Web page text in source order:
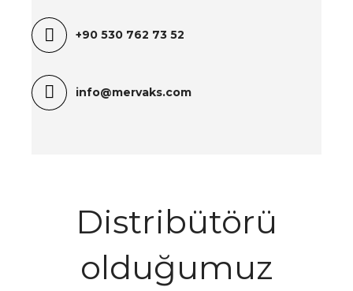
+90 530 762 73 52
info@mervaks.com
Distribütörü
olduğumuz